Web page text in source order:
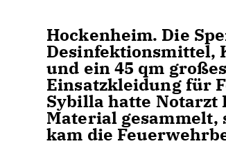
Hockenheim. Die
Desinfektionsmittel,
und ein 45 qm
Einsatzkleidung für
Sybilla hatte
Material
kam die